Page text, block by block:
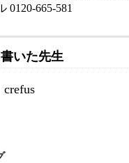
0120-665-581
いた先生
crefus